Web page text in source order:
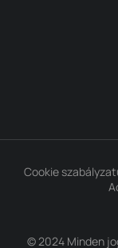
© 2024 Minden
Cookie